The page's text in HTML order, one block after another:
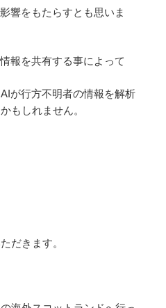
響をもたらすとも思いま
報を共有する事によって
が行方不明者の情報を解析
もしれません。
だきます。